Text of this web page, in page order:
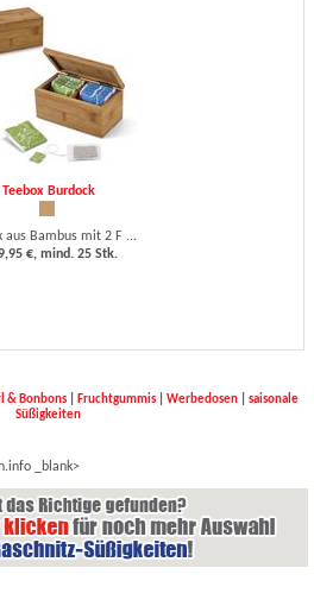
Teebox Burdock
aus Bambus mit 2 F ...
€, mind. 25 Stk.
& Bonbons| Fruchtgummis| Werbedosen| saisonale
Süßigkeiten
_blank>